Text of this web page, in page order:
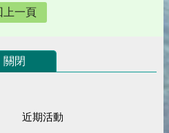
上一頁
關閉
近期活動